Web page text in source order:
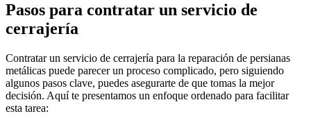
Pasos para contratar un servicio de
cerrajería
Contratar un servicio de cerrajería para la reparación de persianas
metálicas puede parecer un proceso complicado, pero siguiendo
algunos pasos clave, puedes asegurarte de que tomas la mejor
decisión. Aquí te presentamos un enfoque ordenado para facilitar
esta tarea: